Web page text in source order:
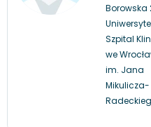
Borowska
Szpital
we
im. Jana
Mikulicza-